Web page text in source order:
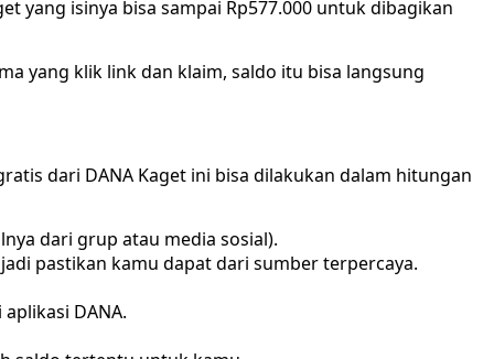
yang isinya bisa sampai Rp577.000 untuk dibagikan
yang klik link dan klaim, saldo itu bisa langsung
dari DANA Kaget ini bisa dilakukan dalam hitungan
dari grup atau media sosial).
pastikan kamu dapat dari sumber terpercaya.
DANA.